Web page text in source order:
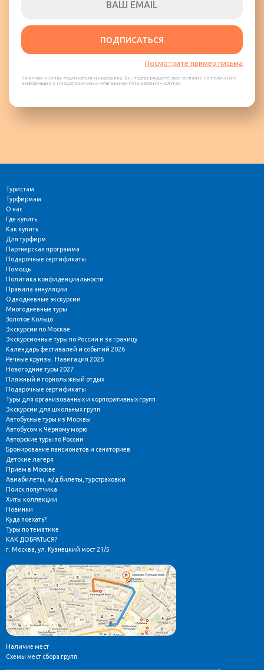
ПОДПИСАТЬСЯ
Посмотрите пример письма
Нажимая кнопку подписаться на рассылку, Вы подтверждаете свое согласие на получение
информации о предоставляемых «Магазином Путешествий» услугах.
Туристам
Турфирмам
О нас
Где купить
Как купить
Для турфирм
Партнерская программа
Подарочные сертификаты
Помощь
Политика конфиденциальности
Правила аннуляции
Однодневные экскурсии
Многодневные туры
Золотое Кольцо
Экскурсии по Москве
Экскурсионные туры по России и за границу
Календарь фестивалей и событий 2026
Речные круизы. Навигация 2026
Новогодние туры 2027
Пляжный и горнолыжный отдых
Подарочные сертификаты
Туры для организованных и корпоративных групп
Экскурсии для школьных групп
Автобусные туры из Москвы
Автобусом к Чёрному морю
Авторские туры по России
Бронирование пансионатов и санаториев
Детские лагеря
Прием в Москве
Авиабилеты, ж/д билеты, турстраховки
Поиск попутчика
Хиты коллекции
Новинки
Куда поехать?
Туры по тематике
КАК ДОБРАТЬСЯ?
г. Москва, ул. Кузнецкий мост 21/5
Наличие мест
Схемы мест сбора групп